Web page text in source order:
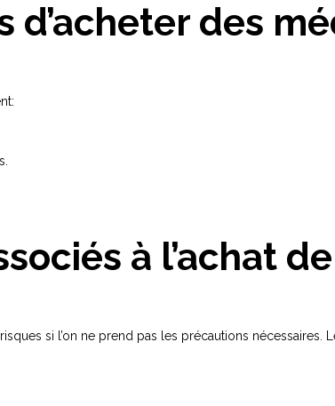
d’acheter des
à l’achat
si l’on ne prend pas les précautions nécessaires.